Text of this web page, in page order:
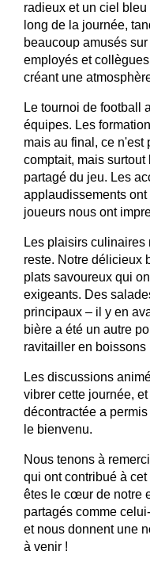
radieux et un ciel
long de la journée,
beaucoup amusés
employés et
créant une
Le tournoi de football
équipes. Les
mais au final, ce n'est
comptait, mais
partagé du jeu. Les
applaudissements
joueurs nous ont
Les plaisirs culinaires
reste. Notre délicieux
plats savoureux qui
exigeants. Des
principaux – il y en
bière a été un autre
ravitailler en boissons
Les discussions
vibrer cette journée,
décontractée a
le bienvenu.
Nous tenons à
qui ont contribué à
êtes le cœur de notre
partagés comme
et nous donnent une
à venir !